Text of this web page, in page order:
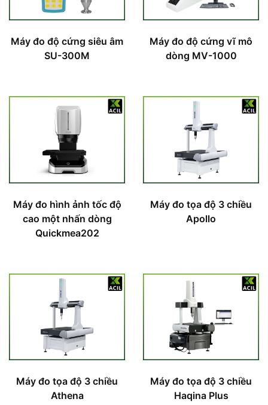
Máy đo độ cứng siêu âm
SU-300M
Máy đo độ cứng vĩ mô
dòng MV-1000
Máy đo hình ảnh tốc độ
cao một nhấn dòng
Quickmea202
Máy đo tọa độ 3 chiều
Apollo
Máy đo tọa độ 3 chiều
Athena
Máy đo tọa độ 3 chiều
Haqina Plus